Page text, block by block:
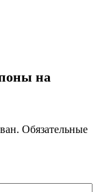
на
Обязательные